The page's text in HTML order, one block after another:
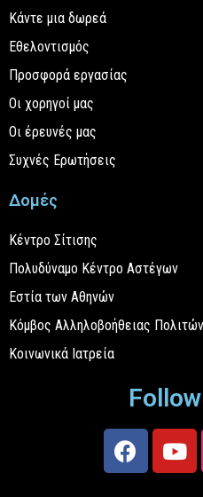
Κάντε μια δωρεά
Εθελοντισμός
Προσφορά εργασίας
Οι χορηγοί μας
Οι έρευνές μας
Συχνές Ερωτήσεις
Δομές
Κέντρο Σίτισης
Πολυδύναμο Κέντρο Αστέγων
Εστία των Αθηνών
Κόμβος Αλληλοβοήθειας
Κοινωνικά Ιατρεία